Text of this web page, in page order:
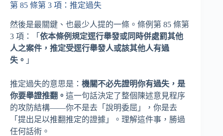
第 85 條第 3 項：推定過失
然後是最關鍵、也最少人提的一條。條例第 85 條第
3 項：「 依本條例規定逕行舉發或同時併處罰其他
人之案件，推定受逕行舉發人或該其他人有過
失。 」
推定過失的意思是： 機關不必先證明你有過失，是
你要舉證推翻。 這一句話決定了整個陳述意見程序
的攻防結構——你不是去「說明委屈」，你是去
「提出足以推翻推定的證據」。理解這件事，勝過
任何話術。